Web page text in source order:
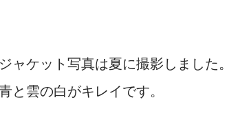
ャケット写真は夏に撮影しました。
と雲の白がキレイです。